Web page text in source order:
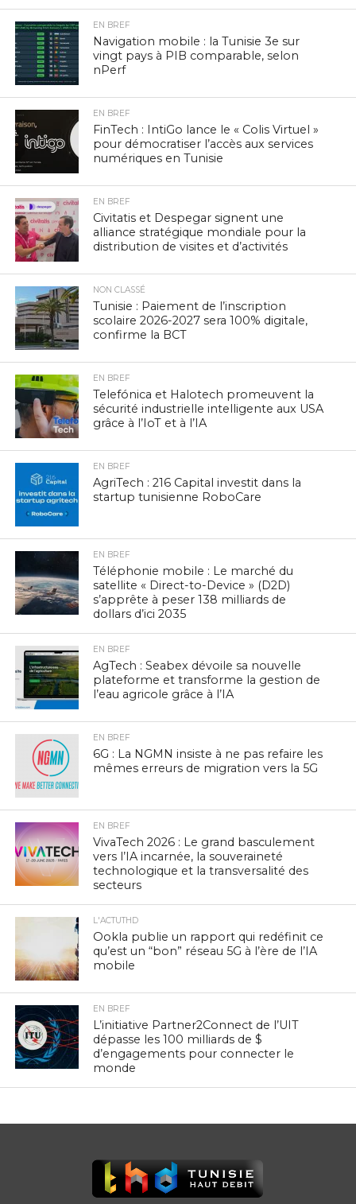
EN BREF
Navigation mobile : la Tunisie 3e sur
vingt pays à PIB comparable, selon
nPerf
EN BREF
FinTech : IntiGo lance le « Colis Virtuel »
pour démocratiser l’accès aux services
numériques en Tunisie
EN BREF
Civitatis et Despegar signent une
alliance stratégique mondiale pour la
distribution de visites et d’activités
NON CLASSÉ
Tunisie : Paiement de l’inscription
scolaire 2026-2027 sera 100% digitale,
confirme la BCT
EN BREF
Telefónica et Halotech promeuvent la
sécurité industrielle intelligente aux USA
grâce à l’IoT et à l’IA
EN BREF
AgriTech : 216 Capital investit dans la
startup tunisienne RoboCare
EN BREF
Téléphonie mobile : Le marché du
satellite « Direct-to-Device » (D2D)
s’apprête à peser 138 milliards de
dollars d’ici 2035
EN BREF
AgTech : Seabex dévoile sa nouvelle
plateforme et transforme la gestion de
l’eau agricole grâce à l’IA
EN BREF
6G : La NGMN insiste à ne pas refaire les
mêmes erreurs de migration vers la 5G
EN BREF
VivaTech 2026 : Le grand basculement
vers l’IA incarnée, la souveraineté
technologique et la transversalité des
secteurs
L'ACTUTHD
Ookla publie un rapport qui redéfinit ce
qu’est un “bon” réseau 5G à l’ère de l’IA
mobile
EN BREF
L’initiative Partner2Connect de l’UIT
dépasse les 100 milliards de $
d’engagements pour connecter le
monde